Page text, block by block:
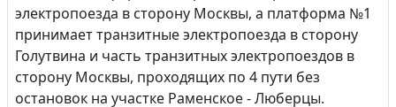
электропоезда в сторону Москвы, а платформа №1
принимает транзитные электропоезда в сторону
Голутвина и часть транзитных электропоездов в
сторону Москвы, проходящих по 4 пути без
остановок на участке Раменское - Люберцы.